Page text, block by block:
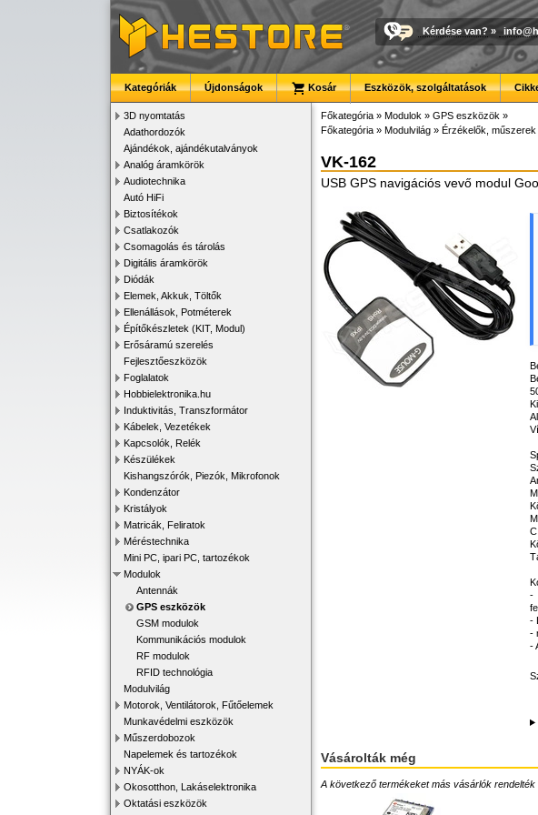
Kérdése van? »
Kategóriák Újdonságok Kosár Eszközök, szolgáltatások
3D nyomtatás
Adathordozók
Ajándékok, ajándékutalványok
Analóg áramkörök
Audiotechnika
Autó HiFi
Biztosítékok
Csatlakozók
Csomagolás és tárolás
Digitális áramkörök
Diódák
Elemek, Akkuk, Töltők
Ellenállások, Potméterek
Építőkészletek (KIT, Modul)
Erősáramú szerelés
Fejlesztőeszközök
Foglalatok
Hobbielektronika.hu
Induktivitás, Transzformátor
Kábelek, Vezetékek
Kapcsolók, Relék
Készülékek
Kishangszórók, Piezók, Mikrofonok
Kondenzátor
Kristályok
Matricák, Feliratok
Méréstechnika
Mini PC, ipari PC, tartozékok
Modulok
Antennák
GPS eszközök
GSM modulok
Kommunikációs modulok
RF modulok
RFID technológia
Modulvilág
Motorok, Ventilátorok, Fűtőelemek
Munkavédelmi eszközök
Műszerdobozok
Napelemek és tartozékok
NYÁK-ok
Okosotthon, Lakáselektronika
Oktatási eszközök
Főkategória » Modulok » GPS eszközök »
Főkategória » Modulvilág » Érzékelők, műszerek
VK-162
USB GPS navigációs vevő modul
-
-
-
-
Vásárolták még
A következő termékeket más vásárlók